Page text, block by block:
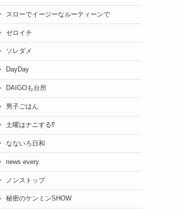
スローでイージーなルーティーンで
ゼロイチ
ソレダメ
DayDay
DAIGOも台所
男子ごはん
土曜はナニする⁉
なないろ日和
news every.
ノンストップ
秘密のケンミンSHOW